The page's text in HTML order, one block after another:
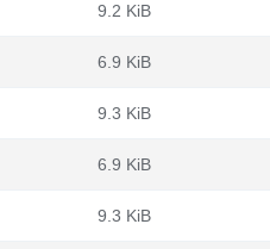
9.2 KiB
6.9 KiB
9.3 KiB
6.9 KiB
9.3 KiB